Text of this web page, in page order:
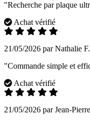
"Recherche par plaque
Achat vérifié
21/05/2026 par Nathalie F.
"Commande simple et
Achat vérifié
21/05/2026 par Jean-